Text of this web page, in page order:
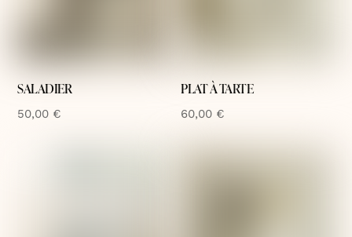
SALADIER
50,00 €
PLAT À TARTE
60,00 €